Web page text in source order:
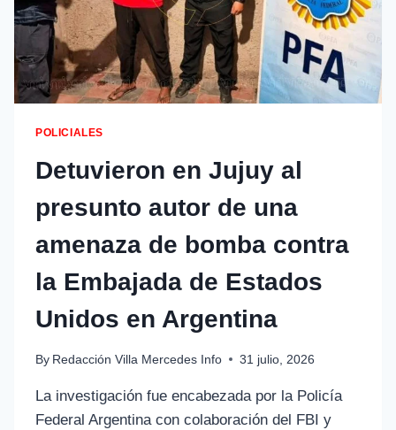
POLICIALES
Detuvieron en Jujuy al
presunto autor de una
amenaza de bomba contra
la Embajada de Estados
Unidos en Argentina
By Redacción Villa Mercedes Info 31 julio, 2026
La investigación fue encabezada por la Policía
Federal Argentina con colaboración del FBI y